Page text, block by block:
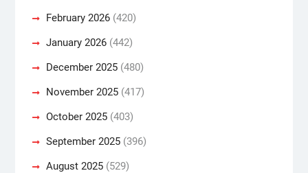
February 2026(420)
January 2026(442)
December 2025(480)
November 2025(417)
October 2025(403)
September 2025(396)
August 2025(529)